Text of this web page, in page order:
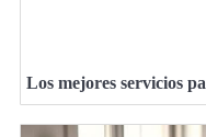
Los mejores servicios